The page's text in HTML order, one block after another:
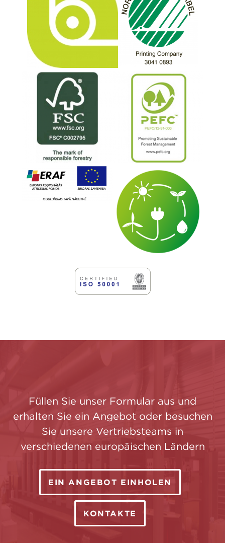
Füllen Sie unser Formular aus und
erhalten Sie ein Angebot oder besuchen
Sie unsere Vertriebsteams in
verschiedenen europäischen Ländern
EIN ANGEBOT EINHOLEN
KONTAKTE